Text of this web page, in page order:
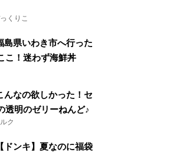
くりこ
島県いわき市へ行った
こ！迷わず海鮮丼
んなの欲しかった！セ
透明のゼリーねんど♪
ク
ドンキ】夏なのに福袋